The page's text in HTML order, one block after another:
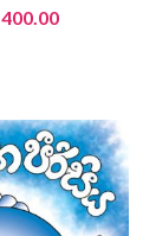
400.00